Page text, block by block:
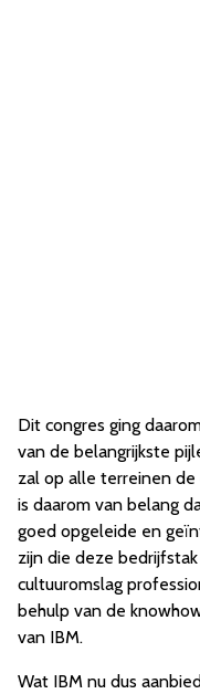
Dit congres ging
van de belangrijkste
zal op alle terreinen
is daarom van belang
goed opgeleide en
zijn die deze
cultuuromslag
behulp van de
van IBM.
Wat IBM nu dus